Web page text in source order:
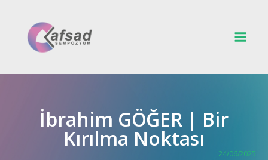
İbrahim GÖĞER | Bir
Kırılma Noktası
24/06/2025